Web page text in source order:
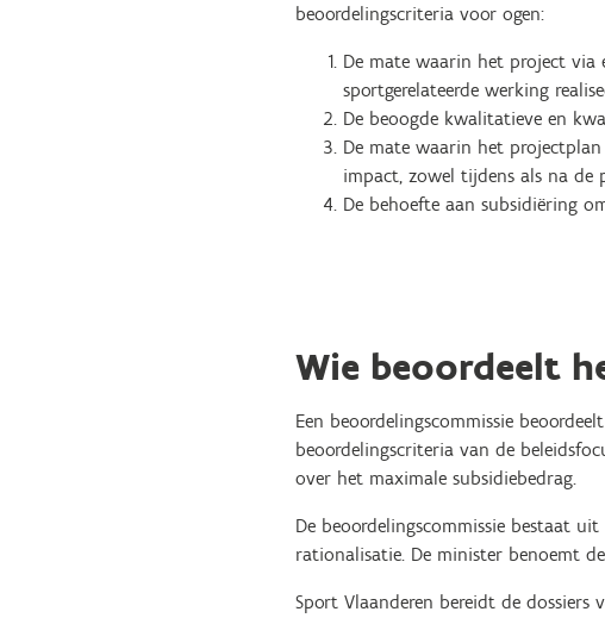
beoordelingscriteria voor ogen:
De mate waarin het project via
sportgerelateerde werking
De beoogde kwalitatieve en
De mate waarin het
impact, zowel tijdens als na de
De behoefte aan subsidiëring
Wie beoordeelt
Een beoordelingscommissie
beoordelingscriteria van de
over het maximale subsidiebedrag.
De beoordelingscommissie bestaat
rationalisatie. De minister benoemt
Sport Vlaanderen bereidt de dossiers